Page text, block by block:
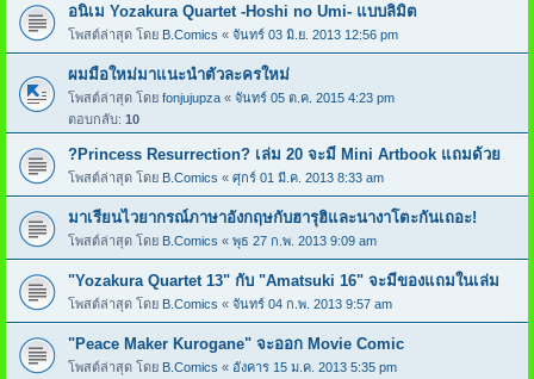
อนิเม Yozakura Quartet -Hoshi no Umi- แบบลิมิต
โพสต์ล่าสุด โดย B.Comics « จันทร์ 03 มิ.ย. 2013 12:56 pm
ผมมือใหม่มาแนะนำตัวละครใหม่
โพสต์ล่าสุด โดย fonjujupza « จันทร์ 05 ต.ค. 2015 4:23 pm
ตอบกลับ: 10
?Princess Resurrection? เล่ม 20 จะมี Mini Artbook แถมด้วย
โพสต์ล่าสุด โดย B.Comics « ศุกร์ 01 มี.ค. 2013 8:33 am
มาเรียนไวยากรณ์ภาษาอังกฤษกับฮารุฮิและนางาโตะกันเถอะ!
โพสต์ล่าสุด โดย B.Comics « พุธ 27 ก.พ. 2013 9:09 am
"Yozakura Quartet 13" กับ "Amatsuki 16" จะมีของแถมในเล่ม
โพสต์ล่าสุด โดย B.Comics « จันทร์ 04 ก.พ. 2013 9:57 am
"Peace Maker Kurogane" จะออก Movie Comic
โพสต์ล่าสุด โดย B.Comics « อังคาร 15 ม.ค. 2013 5:35 pm